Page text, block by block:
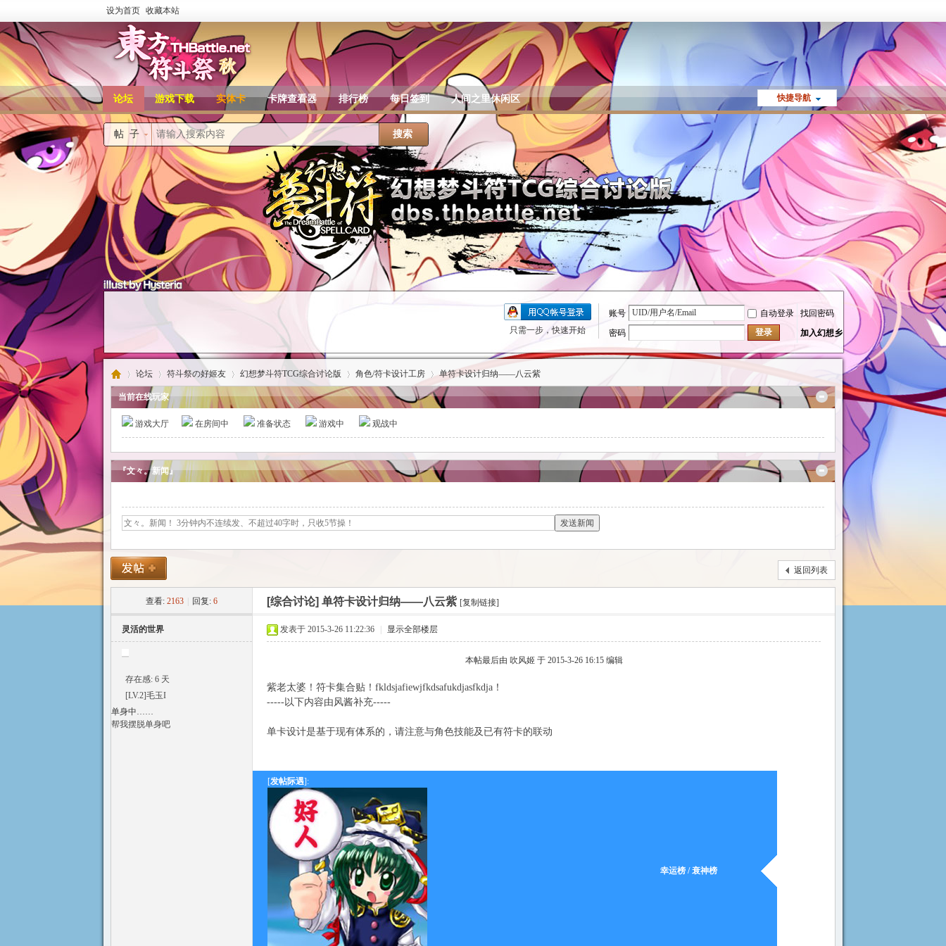
设为首页 收藏本站
账号 自动登录
找回密码
密码
登录 加入幻想乡
只需一步，快速开始
快捷导航
论坛 游戏下载 实体卡 卡牌查看器 排行榜 每日签到 人间之里休闲区
帖子 搜索
方
符
论坛 符斗祭の好姬友 幻想梦斗符TCG综合讨论版 角色/符卡设计工房 单符卡设计归纳——八云紫
当前在线玩家
游戏大厅 在房间中 准备状态 游戏中 观战中
『文々。新闻』
发送新闻
返回列表
查看: 2163 回复: 6 [综合讨论] 单符卡设计归纳——八云紫 [复制链接]
灵活的世界
存在感: 6 天
[LV.2]毛玉I
单身中……
帮我摆脱单身吧
发表于 2015-3-26 11:22:36 显示全部楼层
本帖最后由 吹风姬 于 2015-3-26 16:15 编辑
紫老太婆！符卡集合贴！fkldsjafiewjfkdsafukdjasfkdja！
-----以下内容由风酱补充-----
单卡设计是基于现有体系的，请注意与角色技能及已有符卡的联动
[发帖际遇]:
幸运榜 / 衰神榜